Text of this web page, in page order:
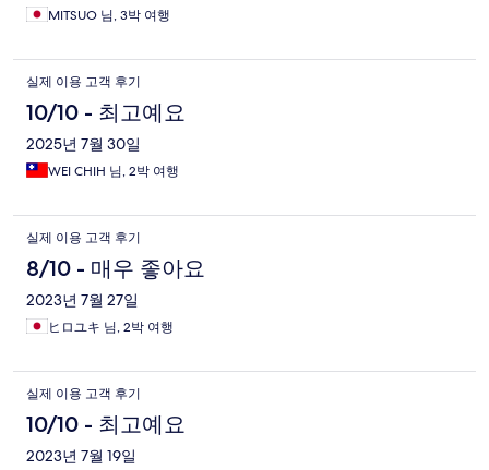
MITSUO 님, 3박 여행
실제 이용 고객 후기
10/10 - 최고예요
2025년 7월 30일
WEI CHIH 님, 2박 여행
실제 이용 고객 후기
8/10 - 매우 좋아요
2023년 7월 27일
ヒロユキ 님, 2박 여행
실제 이용 고객 후기
10/10 - 최고예요
2023년 7월 19일